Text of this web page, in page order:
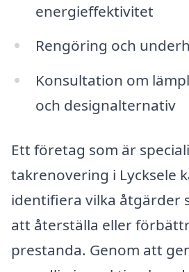
energieffektivitet
Rengöring och
Konsultation om
och designalternativ
Ett företag som är
takrenovering i Lycksele
identifiera vilka åtgärder
att återställa eller
prestanda. Genom att